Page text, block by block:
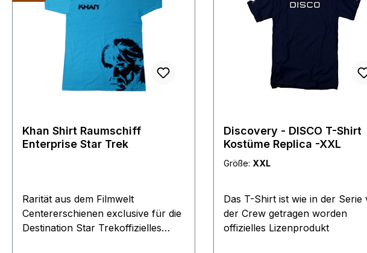
Khan Shirt Raumschiff
Enterprise Star Trek
Rarität aus dem Filmwelt
Centererschienen exclusive für die
Destination Star Trekoffizielles
Discovery - DISCO T-Shirt
Kostüme Replica -XXL
Größe: XXL
Das T-Shirt ist wie in der Serie
der Crew getragen worden
offizielles Lizenprodukt